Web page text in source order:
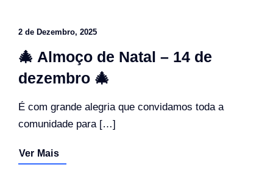
2 de Dezembro, 2025
🎄 Almoço de Natal – 14 de
dezembro 🎄
É com grande alegria que convidamos toda a
comunidade para […]
Ver Mais